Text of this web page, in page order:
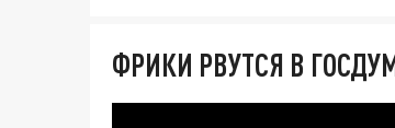
ФРИКИ РВУТСЯ В